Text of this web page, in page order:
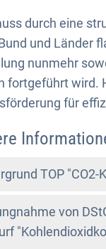
durch eine
und Länder
nunmehr
fortgeführt wird.
für
TOP
von